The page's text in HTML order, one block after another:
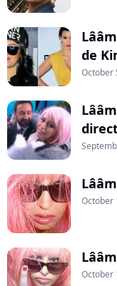
de
October
October
October